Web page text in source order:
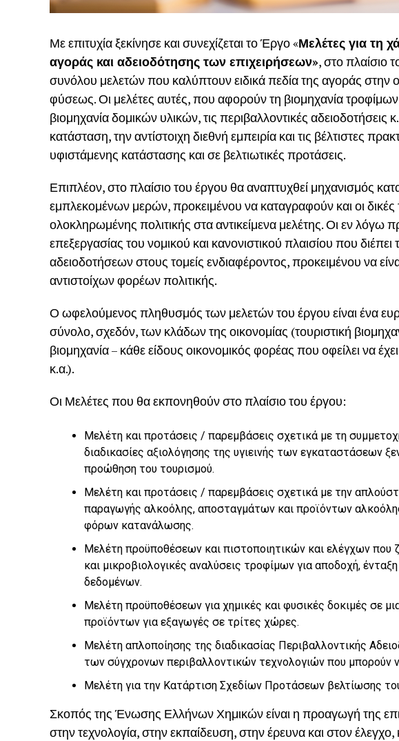
Με επιτυχία ξεκίνησε και συνεχίζεται το Έργο «Μελέτες για τη
αγοράς και αδειοδότησης των επιχειρήσεων», στο πλαίσιο
συνόλου μελετών που καλύπτουν ειδικά πεδία της αγοράς στην
φύσεως. Οι μελέτες αυτές, που αφορούν τη βιομηχανία τροφίμων,
βιομηχανία δομικών υλικών, τις περιβαλλοντικές
κατάσταση, την αντίστοιχη διεθνή εμπειρία και τις βέλτιστες
υφιστάμενης κατάστασης και σε βελτιωτικές προτάσεις.
Επιπλέον, στο πλαίσιο του έργου θα αναπτυχθεί μηχανισμός
εμπλεκομένων μερών, προκειμένου να καταγραφούν και οι δικές
ολοκληρωμένης πολιτικής στα αντικείμενα μελέτης. Οι εν λόγω
επεξεργασίας του νομικού και κανονιστικού πλαισίου που
αδειοδοτήσεων στους τομείς ενδιαφέροντος, προκειμένου να
αντιστοίχων φορέων πολιτικής.
Ο ωφελούμενος πληθυσμός των μελετών του έργου είναι ένα
σύνολο, σχεδόν, των κλάδων της οικονομίας (τουριστική
βιομηχανία – κάθε είδους οικονομικός φορέας που οφείλει να
κ.α.).
Οι Μελέτες που θα εκπονηθούν στο πλαίσιο του έργου:
Μελέτη και προτάσεις / παρεμβάσεις σχετικά με τη
διαδικασίες αξιολόγησης της υγιεινής των εγκαταστάσεων
προώθηση του τουρισμού.
Μελέτη και προτάσεις / παρεμβάσεις σχετικά με την
παραγωγής αλκοόλης, αποσταγμάτων και προϊόντων
φόρων κατανάλωσης.
Μελέτη προϋποθέσεων και πιστοποιητικών και ελέγχων που
και μικροβιολογικές αναλύσεις τροφίμων για αποδοχή,
δεδομένων.
Μελέτη προϋποθέσεων για χημικές και φυσικές δοκιμές σε
προϊόντων για εξαγωγές σε τρίτες χώρες.
Μελέτη απλοποίησης της διαδικασίας Περιβαλλοντικής
των σύγχρονων περιβαλλοντικών τεχνολογιών που μπορούν
Μελέτη για την Κατάρτιση Σχεδίων Προτάσεων βελτίωσης
Σκοπός της Ένωσης Ελλήνων Χημικών είναι η προαγωγή της
στην τεχνολογία, στην εκπαίδευση, στην έρευνα και στον